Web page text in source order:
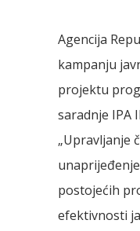
Agencija
kampanju
projektu
saradnje IPA
„Upravljanje
postojećih
efektivnosti